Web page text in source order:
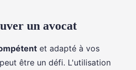
un avocat
et adapté à vos
être un défi. L'utilisation